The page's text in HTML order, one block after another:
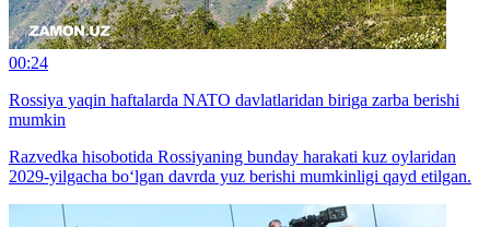
00:24
Rossiya yaqin haftalarda NATO davlatlaridan biriga zarba berishi
mumkin
Razvedka hisobotida Rossiyaning bunday harakati kuz oylaridan
2029-yilgacha bo‘lgan davrda yuz berishi mumkinligi qayd etilgan.